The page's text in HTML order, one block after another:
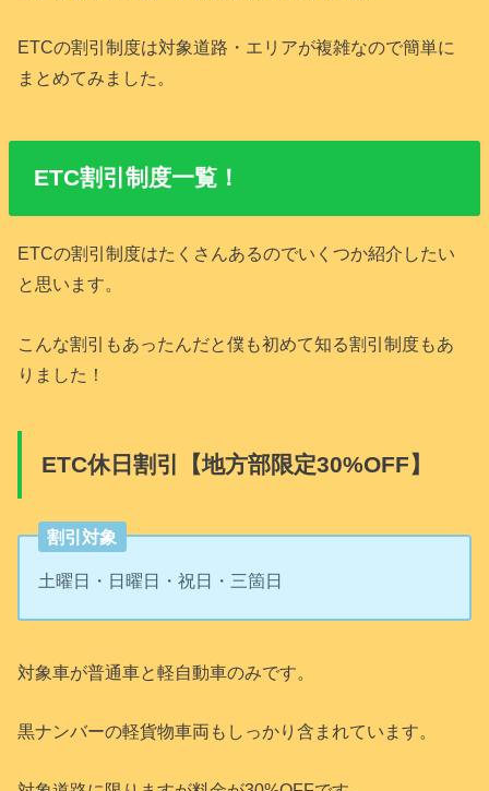
ETCの割引制度は対象道路・エリアが複雑なので簡単に
まとめてみました。
ETC割引制度一覧！
ETCの割引制度はたくさんあるのでいくつか紹介したい
と思います。
こんな割引もあったんだと僕も初めて知る割引制度もあ
りました！
ETC休日割引【地方部限定30%OFF】
割引対象
土曜日・日曜日・祝日・三箇日
対象車が普通車と軽自動車のみです。
黒ナンバーの軽貨物車両もしっかり含まれています。